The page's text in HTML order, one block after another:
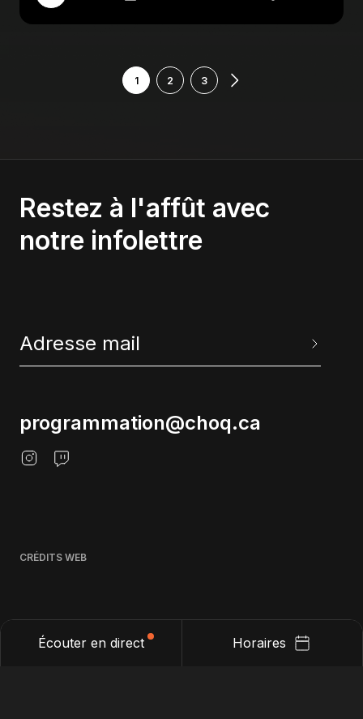
Écouter en direct Horaires
1 2 3
Restez à l'affût avec
notre infolettre
programmation@choq.ca
CRÉDITS WEB